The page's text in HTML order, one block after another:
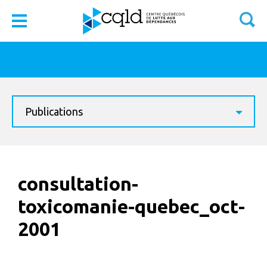
Publications
consultation-
toxicomanie-quebec_oct-
2001